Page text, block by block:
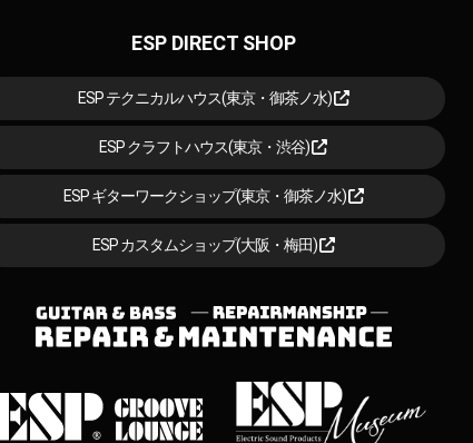
ESP DIRECT SHOP
ESP テクニカルハウス(東京・御茶ノ水)
ESP クラフトハウス(東京・渋谷)
ESP ギターワークショップ(東京・御茶ノ水)
ESP カスタムショップ(大阪・梅田)